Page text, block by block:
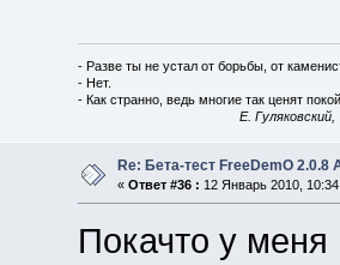
- Разве ты не устал от борьбы, от
- Нет.
- Как странно, ведь многие так ценят
E.
Re: Бета-тест FreeDemO 2.0.8
« Ответ #36 : 12 Январь 2010,
Покачто у меня